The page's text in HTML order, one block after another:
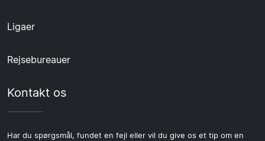
Ligaer
Rejsebureauer
Kontakt os
Har du spørgsmål, fundet en fejl eller vil du give os et tip om en